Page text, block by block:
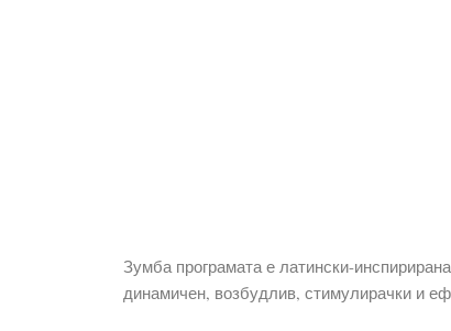
Зумба програмата е латински-
динамичен, возбудлив, стимулирачки и